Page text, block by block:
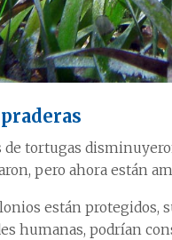
de tortugas
pero ahora están
están protegidos,
humanas, podrían